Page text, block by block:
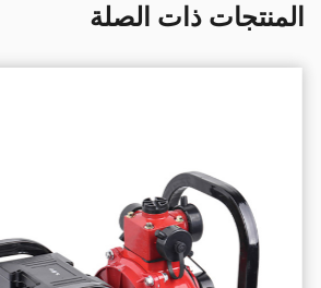
المنتجات ذات الصلة